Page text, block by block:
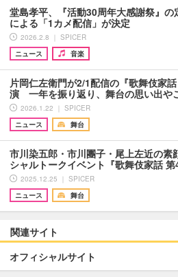
堂島孝平、『活動30周年大感謝祭』の
による「1カメ配信」が決定
2026.2.8 ｜ SPICER
ニュース
音楽
片岡仁左衛門が2/1配信の『歌舞伎家
演 一年を振り返り、舞台の思い出や
2026.1.22 ｜ SPICER
ニュース
舞台
市川染五郎・市川團子・尾上左近の
シャルトークイベント『歌舞伎家話
2025.12.25 ｜ SPICER
ニュース
舞台
関連サイト
オフィシャルサイト